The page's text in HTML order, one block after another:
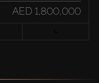
AED 1,800,000